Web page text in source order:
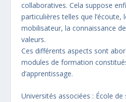
collaboratives. Cela suppose
particulières telles que l’écoute,
mobilisateur, la connaissance
valeurs.
Ces différents aspects sont
modules de formation
d’apprentissage.
Universités associées : École